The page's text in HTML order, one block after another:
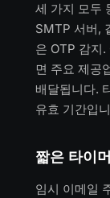
세 가지 모두
SMTP 서버,
은 OTP 감지
면 주요 제공
배달됩니다.
유효 기간입
짧은 타이
임시 이메일